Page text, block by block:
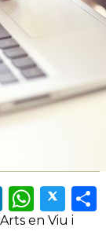
en Viu i